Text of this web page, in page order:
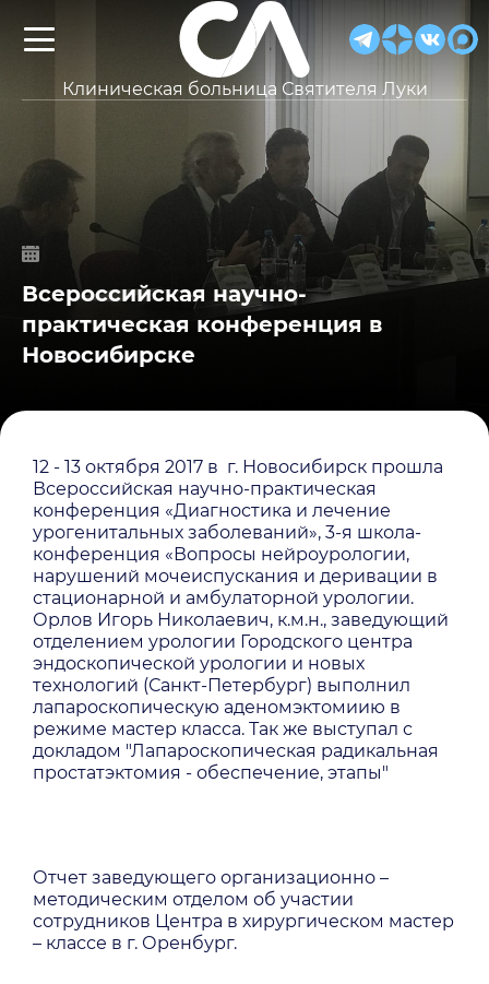
Клиническая больница Святителя Луки
Всероссийская научно-
практическая конференция в
Новосибирске
12 - 13 октября 2017 в г. Новосибирск прошла
Всероссийская научно-практическая
конференция «Диагностика и лечение
урогенитальных заболеваний», 3-я школа-
конференция «Вопросы нейроурологии,
нарушений мочеиспускания и деривации в
стационарной и амбулаторной урологии.
Орлов Игорь Николаевич, к.м.н., заведующий
отделением урологии Городского центра
эндоскопической урологии и новых
технологий (Санкт-Петербург) выполнил
лапароскопическую аденомэктомиию в
режиме мастер класса. Так же выступал с
докладом "Лапароскопическая радикальная
простатэктомия - обеспечение, этапы"
Отчет заведующего организационно –
методическим отделом об участии
сотрудников Центра в хирургическом мастер
– классе в г. Оренбург.